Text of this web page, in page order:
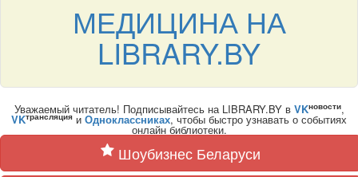
МЕДИЦИНА НА
LIBRARY.BY
Уважаемый читатель! Подписывайтесь на LIBRARY.BY в VKновости,
VKтрансляция и Одноклассниках, чтобы быстро узнавать о событиях
онлайн библиотеки.
Шоубизнес Беларуси